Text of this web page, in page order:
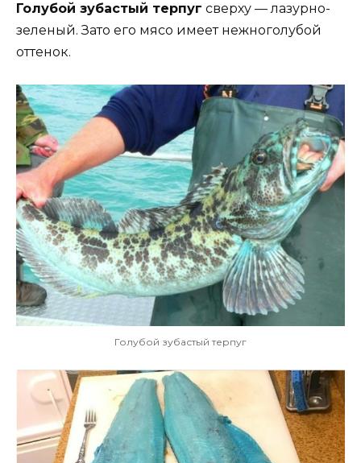
Голубой зубастый терпуг сверху — лазурно-
зеленый. Зато его мясо имеет нежноголубой
оттенок.
Голубой зубастый терпуг